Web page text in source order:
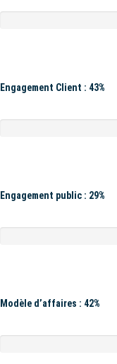
Engagement Client : 43%
Engagement public : 29%
Modèle d’affaires : 42%